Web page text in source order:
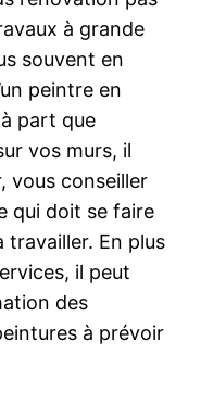
à grande
souvent en
peintre en
part que
vos murs, il
vous conseiller
qui doit se faire
En plus
il peut
des
à prévoir